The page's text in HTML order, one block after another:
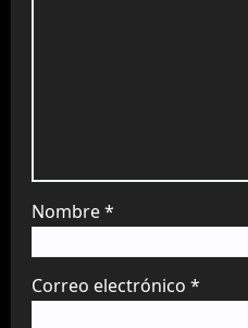
Nombre*
Correo electrónico *